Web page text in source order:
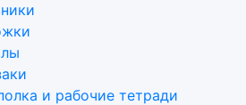
и рабочие тетради